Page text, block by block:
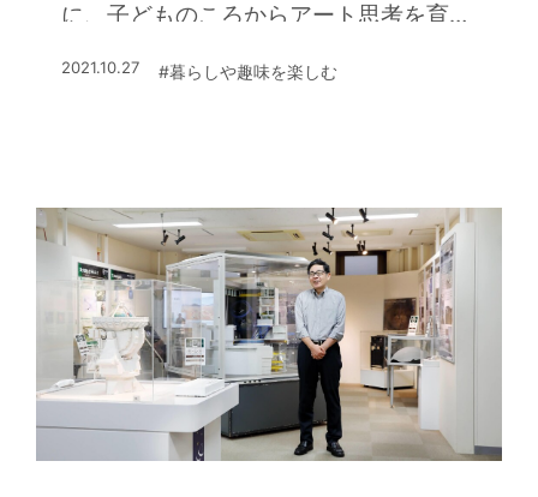
に、子どものころからアート思考を育む
2021.10.27 #暮らしや趣味を楽しむ